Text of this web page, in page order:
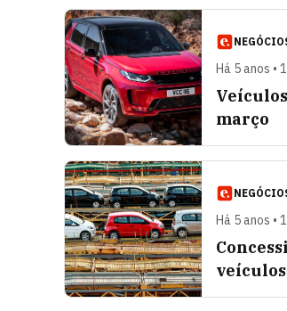
Há 5 anos •
março
Há 5 anos •